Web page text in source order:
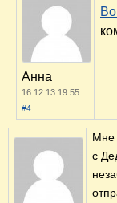
Анна
16.12.13 19:55
#4
Мне
с